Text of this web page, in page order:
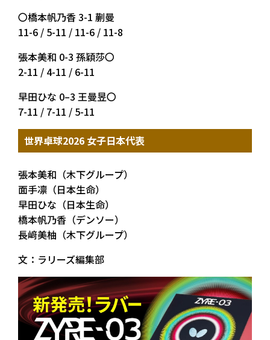
〇橋本帆乃香 3-1 蒯曼
11-6 / 5-11 / 11-6 / 11-8
張本美和 0-3 孫穎莎〇
2-11 / 4-11 / 6-11
早田ひな 0–3 王曼昱〇
7-11 / 7-11 / 5-11
世界卓球2026 女子日本代表
張本美和（木下グループ）
面手凛（日本生命）
早田ひな（日本生命）
橋本帆乃香（デンソー）
長﨑美柚（木下グループ）
文：ラリーズ編集部